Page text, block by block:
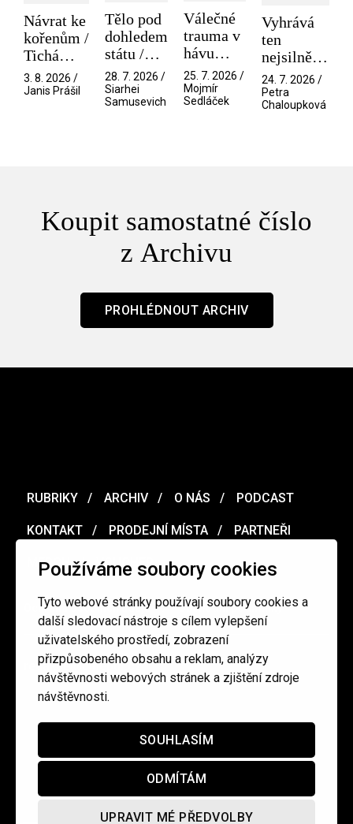
Používáme soubory cookies
Tyto webové stránky používají soubory cookies a
další sledovací nástroje s cílem vylepšení
uživatelského prostředí, zobrazení
přizpůsobeného obsahu a reklam, analýzy
návštěvnosti webových stránek a zjištění zdroje
návštěvnosti.
SOUHLASÍM
ODMÍTÁM
UPRAVIT MÉ PŘEDVOLBY
Návrat ke
kořenům /
Tichá
přítelkyně
3. 8. 2026 /
Janis Prášil
Tělo pod
dohledem
státu /
Pramen
28. 7. 2026 /
Siarhei
Samusevich
Válečné
trauma v
hávu
spektáklu
/ Odyssea
25. 7. 2026 /
Mojmír
Sedláček
Vyhrává
ten
nejsilnější
/ V nitru
manosféry
24. 7. 2026 /
Petra
Chaloupková
Koupit samostatné číslo
z Archivu
PROHLÉDNOUT ARCHIV
RUBRIKY ARCHIV O NÁS PODCAST
KONTAKT PRODEJNÍ MÍSTA PARTNEŘI
MERCH VOUCHER
Ochrana osobních údajů / Obchodní podmínky
redakce@cinepur.cz